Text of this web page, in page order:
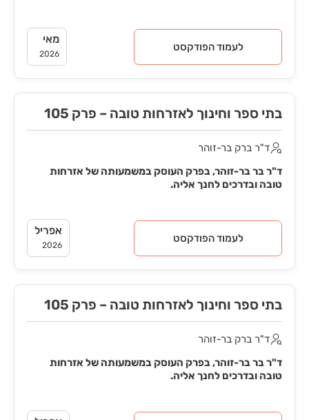
לעמוד הפודקסט
מאי
2026
בתי ספר וחינוך לאזרחות טובה – פרק 105
ד"ר ברק בר-זוהר
ד"ר בר בר-זוהר, בפרק העוסק במשמעותה של אזרחות
טובה ובדרכים לחנך אליה.
לעמוד הפודקסט
אפריל
2026
בתי ספר וחינוך לאזרחות טובה – פרק 105
ד"ר ברק בר-זוהר
ד"ר בר בר-זוהר, בפרק העוסק במשמעותה של אזרחות
טובה ובדרכים לחנך אליה.